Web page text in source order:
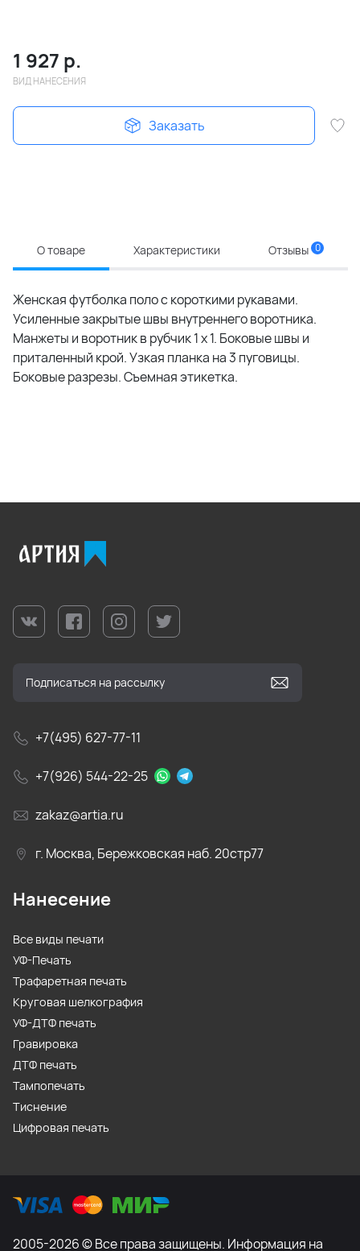
1 927 р.
ВИД НАНЕСЕНИЯ
Заказать
О товаре Характеристики Отзывы 0
Женская футболка поло с короткими рукавами.
Усиленные закрытые швы внутреннего воротника.
Манжеты и воротник в рубчик 1 x 1. Боковые швы и
приталенный крой. Узкая планка на 3 пуговицы.
Боковые разрезы. Съемная этикетка.
+7(495) 627-77-11
+7(926) 544-22-25
zakaz@artia.ru
г. Москва, Бережковская наб. 20стр77
Нанесение
Все виды печати
УФ-Печать
Трафаретная печать
Круговая шелкография
УФ-ДТФ печать
Гравировка
ДТФ печать
Тампопечать
Тиснение
Цифровая печать
2005-2026 © Все права защищены. Информация на